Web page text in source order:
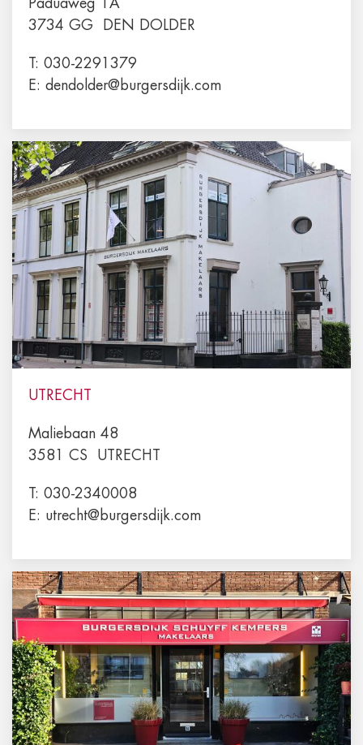
Paduaweg 1A
3734 GG
DEN DOLDER
T: 030-2291379
E: dendolder@burgersdijk.com
UTRECHT
Maliebaan 48
3581 CS
UTRECHT
T: 030-2340008
E: utrecht@burgersdijk.com